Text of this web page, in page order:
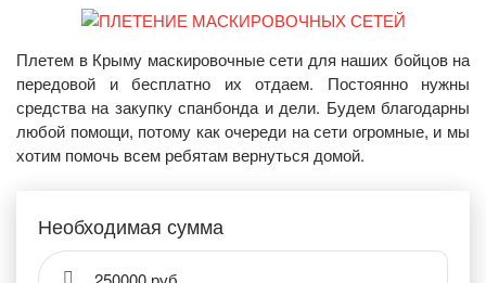
Плетем в Крыму маскировочные сети для наших бойцов на
передовой и бесплатно их отдаем. Постоянно нужны
средства на закупку спанбонда и дели. Будем благодарны
любой помощи, потому как очереди на сети огромные, и мы
хотим помочь всем ребятам вернуться домой.
Необходимая сумма